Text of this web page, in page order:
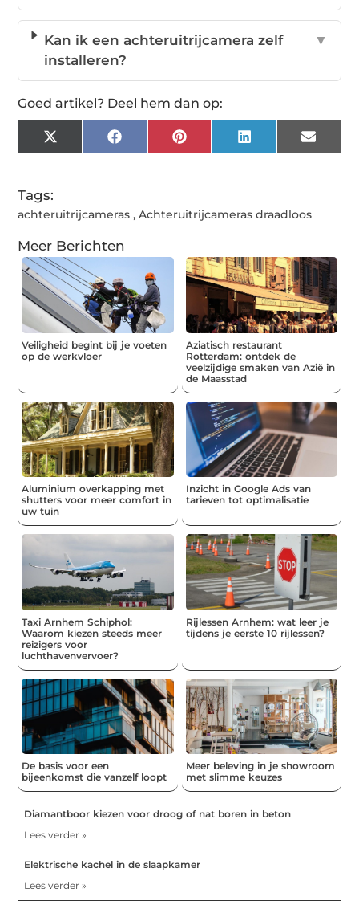
Kan ik een achteruitrijcamera zelf
installeren?
▼
Goed artikel? Deel hem dan op:
X
(Twitter)
FacebookPinterestLinkedInEmail
Tags:
achteruitrijcameras ,Achteruitrijcameras draadloos
Meer Berichten
Veiligheid begint bij je voeten
op de werkvloer
Aziatisch restaurant
Rotterdam: ontdek de
veelzijdige smaken van Azië in
de Maasstad
Aluminium overkapping met
shutters voor meer comfort in
uw tuin
Inzicht in Google Ads van
tarieven tot optimalisatie
Taxi Arnhem Schiphol:
Waarom kiezen steeds meer
reizigers voor
luchthavenvervoer?
Rijlessen Arnhem: wat leer je
tijdens je eerste 10 rijlessen?
De basis voor een
bijeenkomst die vanzelf loopt
Meer beleving in je showroom
met slimme keuzes
Diamantboor kiezen voor droog of nat boren in beton
Lees verder »
Elektrische kachel in de slaapkamer
Lees verder »